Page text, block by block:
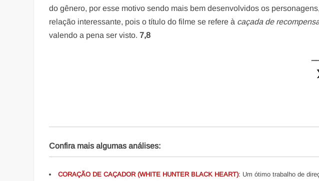
do gênero, por esse motivo sendo mais bem desenvolvidos os
relação interessante, pois o título do filme se refere à caçada de
valendo a pena ser visto.7,8
Confira mais algumas análises:
CORAÇÃO DE CAÇADOR (WHITE HUNTER BLACK HEART): Um ótimo trabalho de